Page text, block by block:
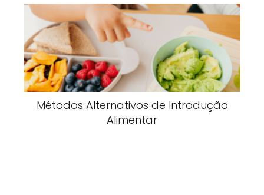
Métodos Alternativos de Introdução
Alimentar